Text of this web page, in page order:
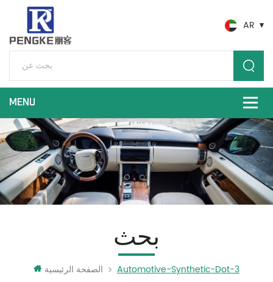
AR
بحث
الصفحة الرئيسية Automotive-Synthetic-Dot-3